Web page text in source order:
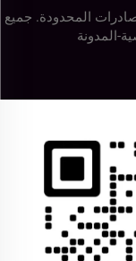
المحدودة. جميع
-المدونة